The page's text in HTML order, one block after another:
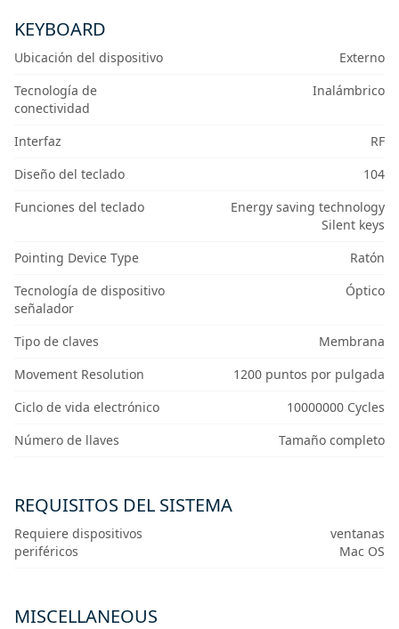
KEYBOARD
Ubicación del dispositivo
Externo
Tecnología de
conectividad
Inalámbrico
Interfaz
RF
Diseño del teclado
104
Funciones del teclado
Energy saving technology
Silent keys
Pointing Device Type
Ratón
Tecnología de dispositivo
señalador
Óptico
Tipo de claves
Membrana
Movement Resolution
1200 puntos por pulgada
Ciclo de vida electrónico
10000000 Cycles
Número de llaves
Tamaño completo
REQUISITOS DEL SISTEMA
Requiere dispositivos
periféricos
ventanas
Mac OS
MISCELLANEOUS